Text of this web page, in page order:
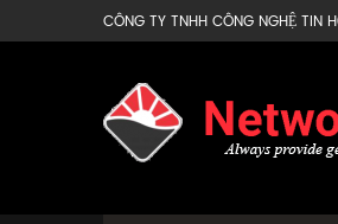
CÔNG TY TNHH CÔNG NGHỆ TIN